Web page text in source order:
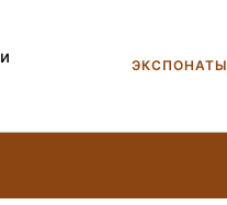
ЭКСПОНАТЫ